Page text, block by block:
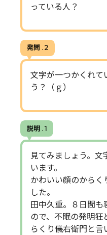
っている人？
発問 . 2
文字が一つかくれて
う？（ｇ）
説明 . 1
見てみましょう。文
います。
かわいい顔のからく
した。
田中久重。８日間も
ので、不眠の発明狂
らくり儀右衛門と言